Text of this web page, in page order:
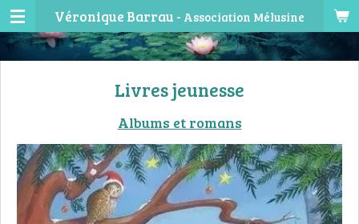
Passer
au
Véronique Barrau - Association Mélusine
Livres jeunesse
Albums et romans